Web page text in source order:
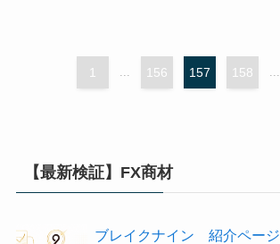
1 ... 156 157 158 ...
【最新検証】FX商材
ブレイクナイン 紹介ページ